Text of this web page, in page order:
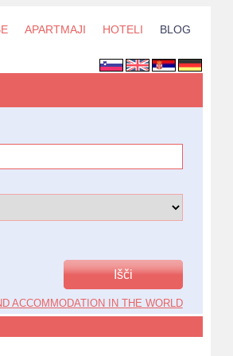
APARTMAJI HOTELI BLOG
ACCOMMODATION IN THE WORLD